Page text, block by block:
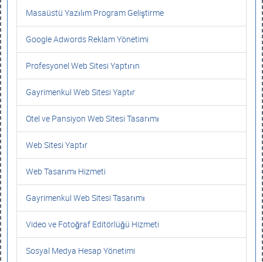
Masaüstü Yazılım Program Geliştirme
Google Adwords Reklam Yönetimi
Profesyonel Web Sitesi Yaptırın
Gayrimenkul Web Sitesi Yaptır
Otel ve Pansiyon Web Sitesi Tasarımı
Web Sitesi Yaptır
Web Tasarımı Hizmeti
Gayrimenkul Web Sitesi Tasarımı
Video ve Fotoğraf Editörlüğü Hizmeti
Sosyal Medya Hesap Yönetimi